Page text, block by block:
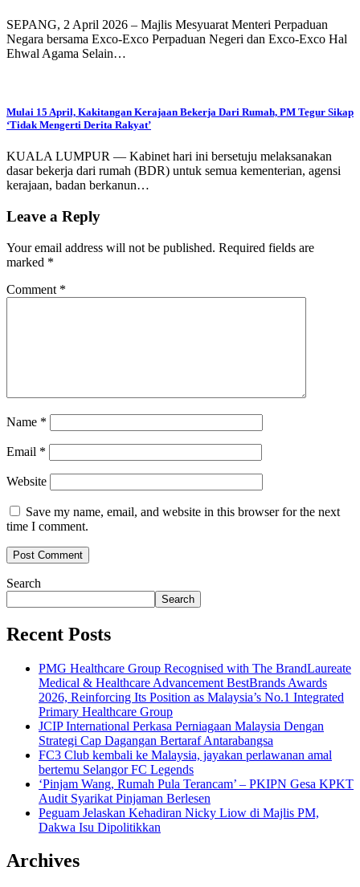
SEPANG, 2 April 2026 – Majlis Mesyuarat Menteri Perpaduan
Negara bersama Exco-Exco Perpaduan Negeri dan Exco-Exco Hal
Ehwal Agama Selain…
Mulai 15 April, Kakitangan Kerajaan Bekerja Dari Rumah, PM Tegur Sikap
‘Tidak Mengerti Derita Rakyat’
KUALA LUMPUR — Kabinet hari ini bersetuju melaksanakan
dasar bekerja dari rumah (BDR) untuk semua kementerian, agensi
kerajaan, badan berkanun…
Leave a Reply
Your email address will not be published. Required fields are
marked *
Comment *
Name *
Email *
Website
Save my name, email, and website in this browser for the next
time I comment.
Search
Search
Recent Posts
PMG Healthcare Group Recognised with The BrandLaureate
Medical & Healthcare Advancement BestBrands Awards
2026, Reinforcing Its Position as Malaysia’s No.1 Integrated
Primary Healthcare Group
JCIP International Perkasa Perniagaan Malaysia Dengan
Strategi Cap Dagangan Bertaraf Antarabangsa
FC3 Club kembali ke Malaysia, jayakan perlawanan amal
bertemu Selangor FC Legends
‘Pinjam Wang, Rumah Pula Terancam’ – PKIPN Gesa KPKT
Audit Syarikat Pinjaman Berlesen
Peguam Jelaskan Kehadiran Nicky Liow di Majlis PM,
Dakwa Isu Dipolitikkan
Archives